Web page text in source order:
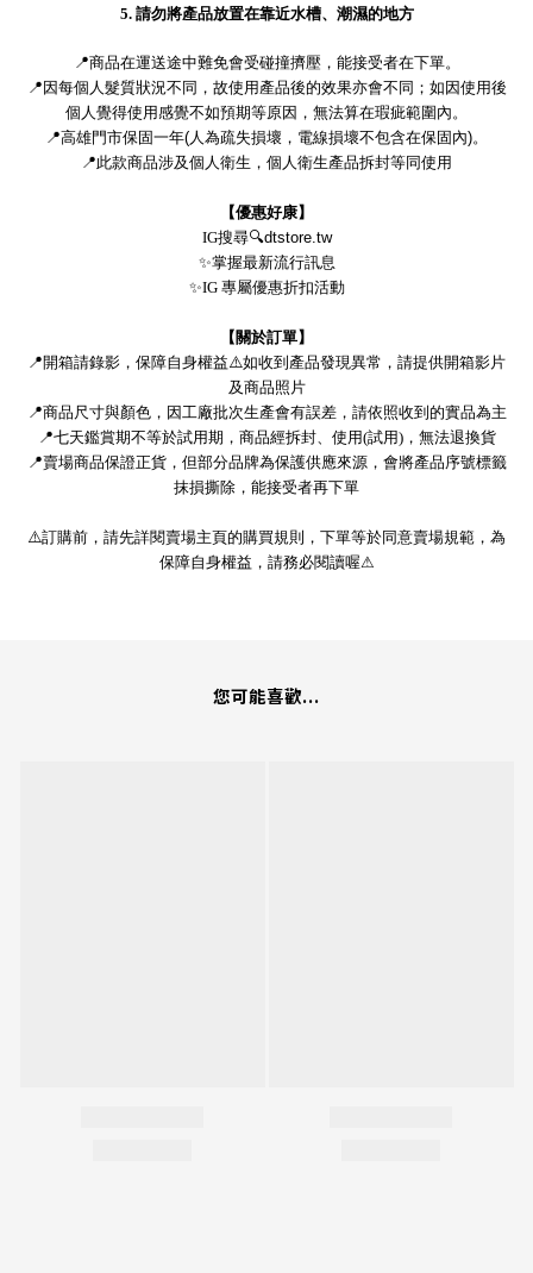
5. 請勿將產品放置在靠近水槽、潮濕的地方
📍商品在運送途中難免會受碰撞擠壓，能接受者在下單。
📍因每個人髮質狀況不同，故使用產品後的效果亦會不同；如因使用後
個人覺得使用感覺不如預期等原因，無法算在瑕疵範圍內。
📍高雄門市保固一年( 人為疏失損壞，電線損壞不包含在保固內)。
📍此款商品涉及個人衛生，個人衛生產品拆封等同使用
【優惠好康】
IG搜尋🔍dtstore.tw
✨掌握最新流行訊息
✨IG專屬優惠折扣活動
【關於訂單】
📍開箱請錄影，保障自身權益⚠如收到產品發現異常，請提供開箱影片
及商品照片
📍商品尺寸與顏色，因工廠批次生產會有誤差，請依照收到的實品為主
📍七天鑑賞期不等於試用期， 商品經拆封、使用(試用)，無法退換貨
📍賣場商品保證正貨，但部分品牌為保護供應來源，會將產品序號標籤
抹損撕除，能接受者再下單
⚠訂購前，請先詳閱賣場主頁的購買規則，下單等於同意賣場規範，為
保障自身權益，請務必閱讀喔⚠
您可能喜歡...